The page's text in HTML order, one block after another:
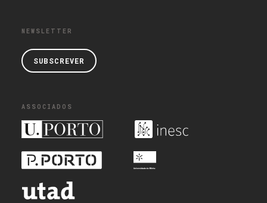
NEWSLETTER
SUBSCREVER
ASSOCIADOS